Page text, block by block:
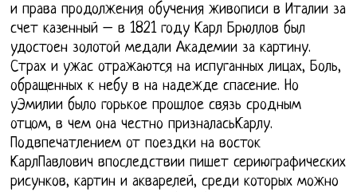
и права продолжения обучения живописи в Италии за
счет казенный – в 1821 году Карл Брюллов был
удостоен золотой медали Академии за картину.
Страх и ужас отражаются на испуганных лицах, Боль,
обращенных к небу в на надежде спасение. Но
уЭмилии было горькое прошлое связь сродным
отцом, в чем она честно призналасьКарлу.
Подвпечатлением от поездки на восток
КарлПавлович впоследствии пишет сериюграфических
рисунков, картин и акварелей, среди которых можно